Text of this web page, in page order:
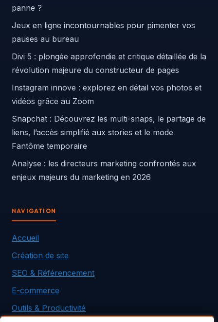
panne ?
Jeux en ligne incontournables pour pimenter vos
pauses au bureau
Divi 5 : plongée approfondie et critique détaillée de la
révolution majeure du constructeur de pages
Instagram innove : explorez en détail vos photos et
vidéos grâce au Zoom
Snapchat : Découvrez les multi-snaps, le partage de
liens, l’accès simplifié aux stories et le mode
Fantôme temporaire
Analyse : les directeurs marketing confrontés aux
enjeux majeurs du marketing en 2026
NAVIGATION
Accueil
Création de site
SEO & Référencement
E-commerce
Outils & Productivité